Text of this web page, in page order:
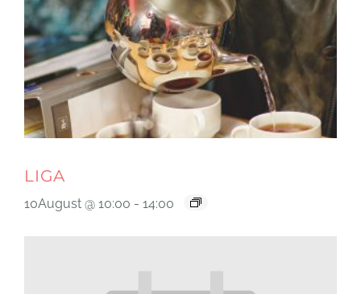
LIGA
10August @ 10:00 - 14:00